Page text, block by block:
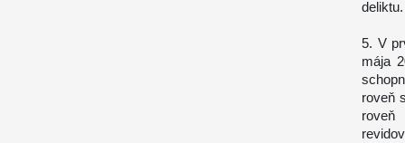
deliktu.
5. V
mája
roveň